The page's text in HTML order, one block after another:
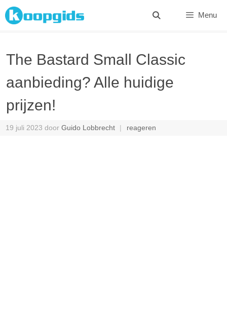
Spring
naar
Menu
The Bastard Small Classic
aanbieding? Alle huidige
prijzen!
19 juli 2023 door Guido Lobbrecht reageren